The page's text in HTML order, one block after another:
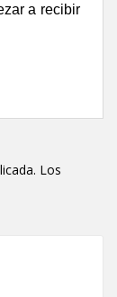
a recibir
Los